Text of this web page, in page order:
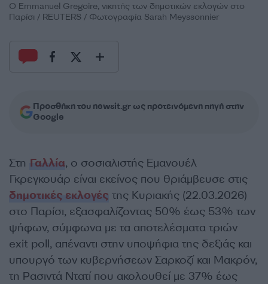
Ο Emmanuel Gregoire, νικητής των δημοτικών εκλογών στο
Παρίσι / REUTERS / Φωτογραφία Sarah Meyssonnier
Προσθήκη του newsit.gr ως προτεινόμενη πηγή στην
Google
Στη Γαλλία, ο σοσιαλιστής Εμανουέλ
Γκρεγκουάρ είναι εκείνος που θριάμβευσε στις
δημοτικές εκλογές της Κυριακής (22.03.2026)
στο Παρίσι, εξασφαλίζοντας 50% έως 53% των
ψήφων, σύμφωνα με τα αποτελέσματα τριών
exit poll, απέναντι στην υποψήφια της δεξιάς και
υπουργό των κυβερνήσεων Σαρκοζί και Μακρόν,
τη Ρασιντά Ντατί που ακολουθεί με 37% έως